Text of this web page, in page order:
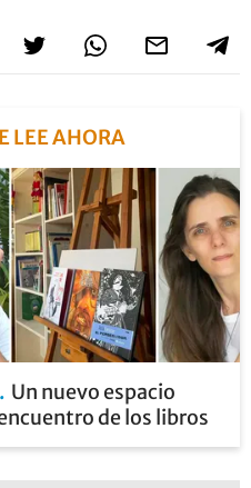
LEE AHORA
Un nuevo espacio
de los libros